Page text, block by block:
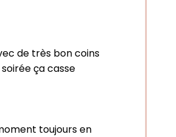
de très bon coins
ça casse
toujours en